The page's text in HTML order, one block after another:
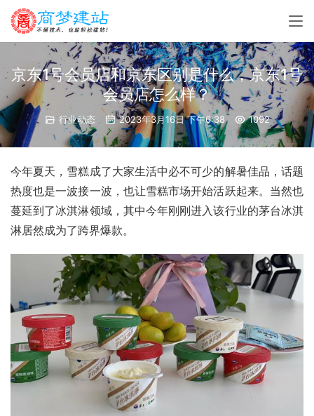
京东1号会员店和京东区别是什么，京东1号
会员店怎么样？
行业动态 2023年3月16日 下午6:38 1092
今年夏天，雪糕成了大家生活中必不可少的解暑佳品，话题
热度也是一波接一波，也让雪糕市场开始活跃起来。当然也
蔓延到了冰淇淋领域，其中今年刚刚进入该行业的茅台冰淇
淋居然成为了跨界爆款。